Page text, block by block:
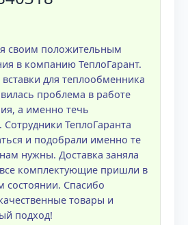
своим положительным
в компанию ТеплоГарант.
для теплообменника
проблема в работе
а именно течь
ТеплоГаранта
и подобрали именно те
нужны. Доставка заняла
все комплектующие пришли в
состоянии. Спасибо
товары и
подход!